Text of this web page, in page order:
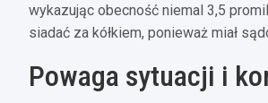
wykazując obecność niemal 3,5
siadać za kółkiem, ponieważ miał
Powaga sytuacji i